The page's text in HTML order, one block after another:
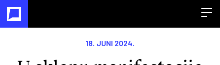
18. JUNI 2024.